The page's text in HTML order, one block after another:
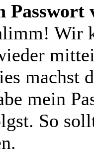
Passwort
Wir
machst
mein
So